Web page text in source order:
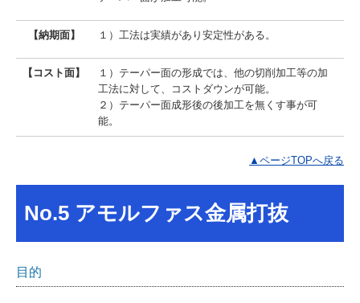
【納期面】 １）工法は実績があり安定性がある。
【コスト面】
１）テーパー面の形成では、他の切削加工等の加
工法に対して、コストダウンが可能。
２）テーパー面成形後の後加工を無くす事が可
能。
▲ページTOPへ戻る
No.5 アモルファス金属打抜
目的